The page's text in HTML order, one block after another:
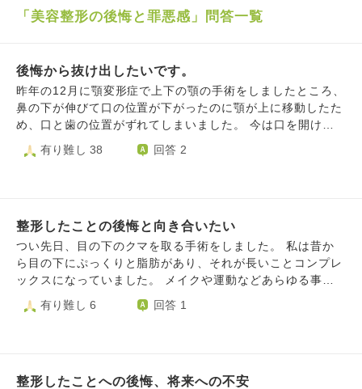
「美容整形の後悔と罪悪感」問答一覧
後悔から抜け出したいです。
昨年の12月に顎変形症で上下の顎の手術をしましたところ、
鼻の下が伸びて口の位置が下がったのに顎が上に移動したた
め、口と歯の位置がずれてしまいました。 今は口を開けて
も上の歯は見えず、下の歯や歯茎がすごく見えやすくなって
しまいました。 また、口を動かした時に上の唇が動いてい
も見えません。 町を歩いても、テレビやネットを見ても、
上の歯が見えている笑顔に目がいってしまい、その度に変わ
ってしまった自分の口や歯の見え方と比べて強い悲しみの気
持ちに襲われ苦しくなります。 他にも、口の中のスペース
り、鼻が広がったり、術前から少しあった顎関節症が悪化し
善は難しいとのことで絶望的な気持ちです。 自分の歯をこ
有り難し 38 回答 2
整形したことの後悔と向き合いたい
つい先日、目の下のクマを取る手術をしました。 私は昔か
ら目の下にぷっくりと脂肪があり、それが長いことコンプレ
ックスになっていました。 メイクや運動などあらゆる事を
試しても改善しなかったので、最終手段として選んだ整形で
した。 今は術後で腫れている状態なのですが、今更になっ
も不安な思いもして、大金を払って、本当にこの決断は正し
有り難し 6 回答 1
整形したことへの後悔、将来への不安